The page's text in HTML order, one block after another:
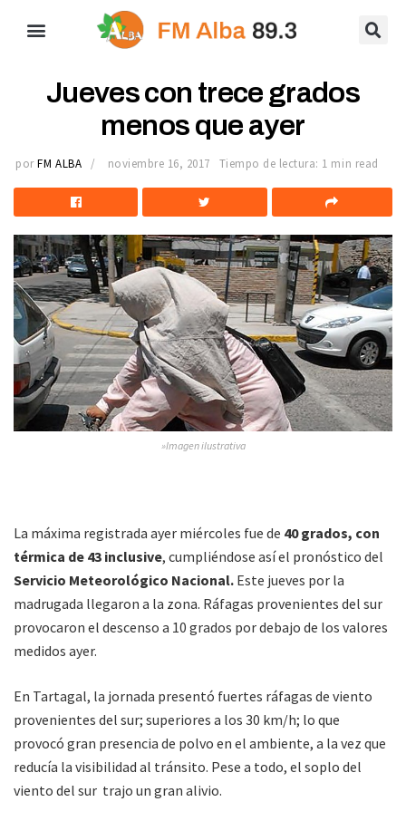
Jueves con trece grados
menos que ayer
por FM ALBA noviembre 16, 2017 Tiempo de lectura: 1 min read
»Imagen ilustrativa
La máxima registrada ayer miércoles fue de 40 grados, con
térmica de 43 inclusive, cumpliéndose así el pronóstico del
Servicio Meteorológico Nacional. Este jueves por la
madrugada llegaron a la zona. Ráfagas provenientes del sur
provocaron el descenso a 10 grados por debajo de los valores
medidos ayer.
En Tartagal, la jornada presentó fuertes ráfagas de viento
provenientes del sur; superiores a los 30 km/h; lo que
provocó gran presencia de polvo en el ambiente, a la vez que
reducía la visibilidad al tránsito. Pese a todo, el soplo del
viento del sur trajo un gran alivio.